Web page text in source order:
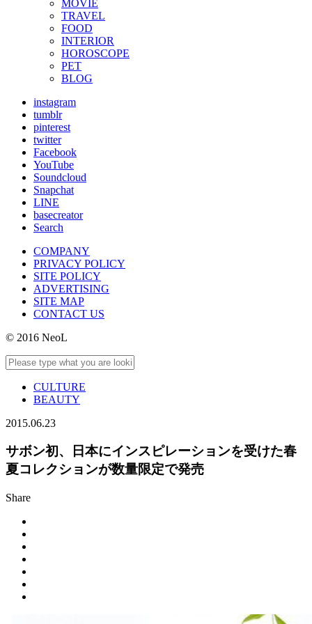
MOVIE
TRAVEL
FOOD
INTERIOR
HOROSCOPE
PET
BLOG
instagram
tumblr
pinterest
twitter
Facebook
YouTube
Soundcloud
Snapchat
LINE
basecreator
Search
COMPANY
PRIVACY POLICY
SITE POLICY
ADVERTISING
SITE MAP
CONTACT US
© 2016 NeoL
CULTURE
BEAUTY
2015.06.23
サボン初、日本にインスピレーションを受けた春
夏コレクションが数量限定で発売
Share